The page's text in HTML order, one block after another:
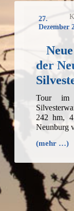
27.
Dezember
der
Tour im
242 hm,
Neunburg
(mehr …)